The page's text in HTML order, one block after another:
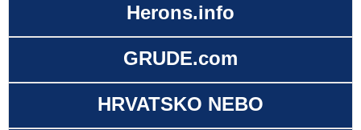
Herons.info
GRUDE.com
HRVATSKO NEBO